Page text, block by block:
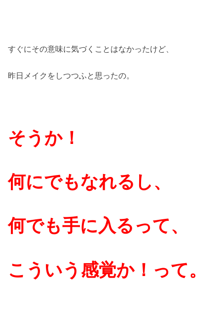
すぐにその意味に気づくことはなかったけど、
昨日メイクをしつつふと思ったの。
そうか！
何にでもなれるし、
何でも手に入るって、
こういう感覚か！って。